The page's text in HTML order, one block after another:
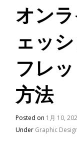
オン
ェッ
フレ
方法
Posted on 1月 10,
Under Graphic